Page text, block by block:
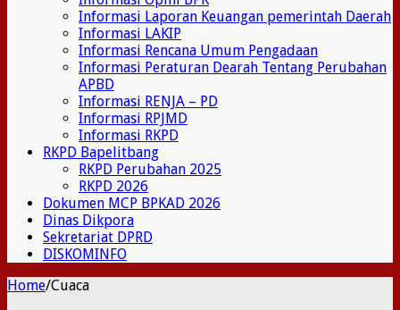
Informasi Laporan Keuangan pemerintah Daerah
Informasi LAKIP
Informasi Rencana Umum Pengadaan
Informasi Peraturan Dearah Tentang Perubahan
APBD
Informasi RENJA – PD
Informasi RPJMD
Informasi RKPD
RKPD Bapelitbang
RKPD Perubahan 2025
RKPD 2026
Dokumen MCP BPKAD 2026
Dinas Dikpora
Sekretariat DPRD
DISKOMINFO
Home/Cuaca